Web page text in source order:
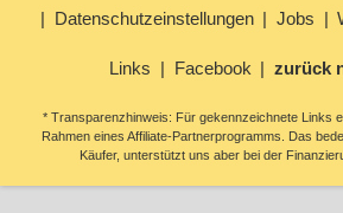
Datenschutzeinstellungen Jobs
Links Facebook zurück
* Transparenzhinweis: Für gekennzeichnete Links
Rahmen eines Affiliate-Partnerprogramms. Das
Käufer, unterstützt uns aber bei der